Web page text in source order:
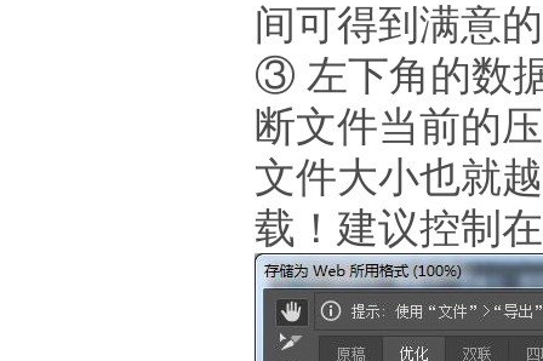
间可得到满意
③ 左下角的数
断文件当前的
文件大小也就
载！建议控制